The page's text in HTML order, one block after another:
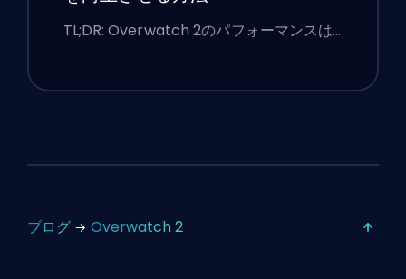
TL;DR: Overwatch 2のパフォーマンスは…
ブログ Overwatch 2